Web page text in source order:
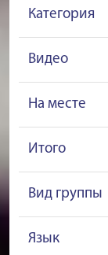
Категория
Видео
На месте
Итого
Вид группы
Язык